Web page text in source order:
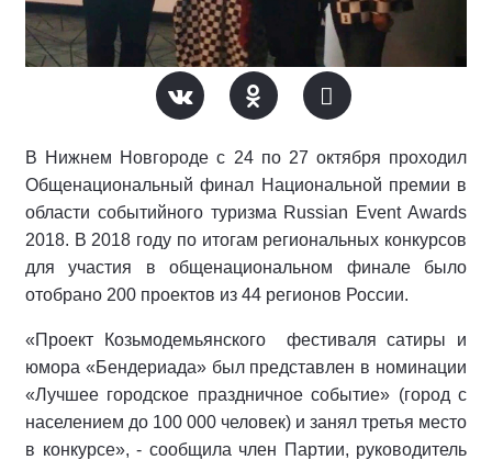
В Нижнем Новгороде с 24 по 27 октября проходил
Общенациональный финал Национальной премии в
области событийного туризма Russian Event Awards
2018. В 2018 году по итогам региональных конкурсов
для участия в общенациональном финале было
отобрано 200 проектов из 44 регионов России.
«Проект Козьмодемьянского фестиваля сатиры и
юмора «Бендериада» был представлен в номинации
«Лучшее городское праздничное событие» (город с
населением до 100 000 человек) и занял третья место
в конкурсе», - сообщила член Партии, руководитель